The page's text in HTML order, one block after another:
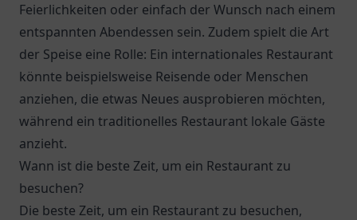
Feierlichkeiten oder einfach der Wunsch nach einem
entspannten Abendessen sein. Zudem spielt die Art
der Speise eine Rolle: Ein internationales Restaurant
könnte beispielsweise Reisende oder Menschen
anziehen, die etwas Neues ausprobieren möchten,
während ein traditionelles Restaurant lokale Gäste
anzieht.
Wann ist die beste Zeit, um ein Restaurant zu
besuchen?
Die beste Zeit, um ein Restaurant zu besuchen,